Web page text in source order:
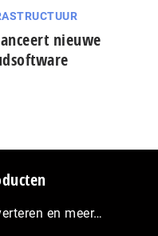
nieuwe
en meer…